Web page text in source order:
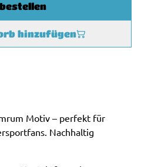
hinzufügen
Motiv – perfekt für
Nachhaltig